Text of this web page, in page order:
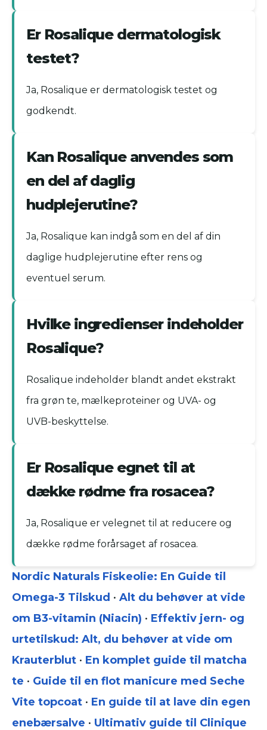
Er Rosalique dermatologisk
testet?
Ja, Rosalique er dermatologisk testet og
godkendt.
Kan Rosalique anvendes som
en del af daglig
hudplejerutine?
Ja, Rosalique kan indgå som en del af din
daglige hudplejerutine efter rens og
eventuel serum.
Hvilke ingredienser indeholder
Rosalique?
Rosalique indeholder blandt andet ekstrakt
fra grøn te, mælkeproteiner og UVA- og
UVB-beskyttelse.
Er Rosalique egnet til at
dække rødme fra rosacea?
Ja, Rosalique er velegnet til at reducere og
dække rødme forårsaget af rosacea.
Nordic Naturals Fiskeolie: En Guide til
Omega-3 Tilskud • Alt du behøver at vide
om B3-vitamin (Niacin) • Effektiv jern- og
urtetilskud: Alt, du behøver at vide om
Krauterblut • En komplet guide til matcha
te • Guide til en flot manicure med Seche
Vite topcoat • En guide til at lave din egen
enebærsalve • Ultimativ guide til Clinique